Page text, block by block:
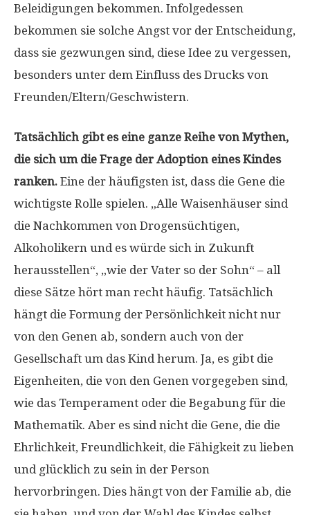
Beleidigungen bekommen. Infolgedessen
bekommen sie solche Angst vor der Entscheidung,
dass sie gezwungen sind, diese Idee zu vergessen,
besonders unter dem Einfluss des Drucks von
Freunden/Eltern/Geschwistern.
Tatsächlich gibt es eine ganze Reihe von Mythen,
die sich um die Frage der Adoption eines Kindes
ranken. Eine der häufigsten ist, dass die Gene die
wichtigste Rolle spielen. „Alle Waisenhäuser sind
die Nachkommen von Drogensüchtigen,
Alkoholikern und es würde sich in Zukunft
herausstellen“, „wie der Vater so der Sohn“ – all
diese Sätze hört man recht häufig. Tatsächlich
hängt die Formung der Persönlichkeit nicht nur
von den Genen ab, sondern auch von der
Gesellschaft um das Kind herum. Ja, es gibt die
Eigenheiten, die von den Genen vorgegeben sind,
wie das Temperament oder die Begabung für die
Mathematik. Aber es sind nicht die Gene, die die
Ehrlichkeit, Freundlichkeit, die Fähigkeit zu lieben
und glücklich zu sein in der Person
hervorbringen. Dies hängt von der Familie ab, die